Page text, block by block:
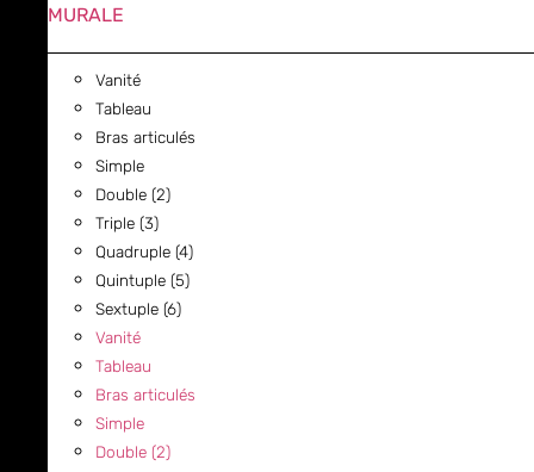
MURALE
Vanité
Tableau
Bras articulés
Simple
Double (2)
Triple (3)
Quadruple (4)
Quintuple (5)
Sextuple (6)
Vanité
Tableau
Bras articulés
Simple
Double (2)